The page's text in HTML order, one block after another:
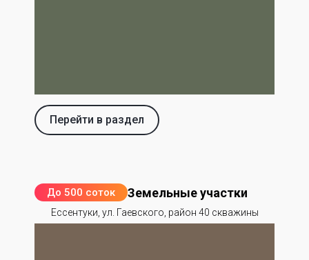
Перейти в раздел
До 500 соток Земельные участки
Ессентуки, ул. Гаевского, район 40 скважины